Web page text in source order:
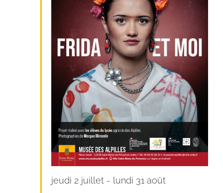
jeudi 2 juillet - lundi 31 août